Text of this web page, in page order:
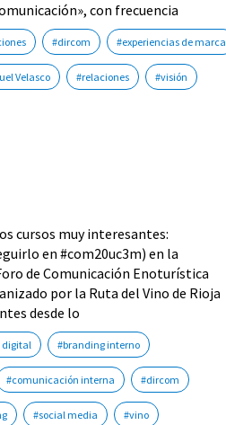
con frecuencia
#dircom #experiencias de marca
Velasco #relaciones #visión
cursos muy interesantes:
en #com20uc3m) en la
de Comunicación Enoturística
por la Ruta del Vino de Rioja
desde lo
digital #branding interno
#comunicación interna #dircom
#social media #vino